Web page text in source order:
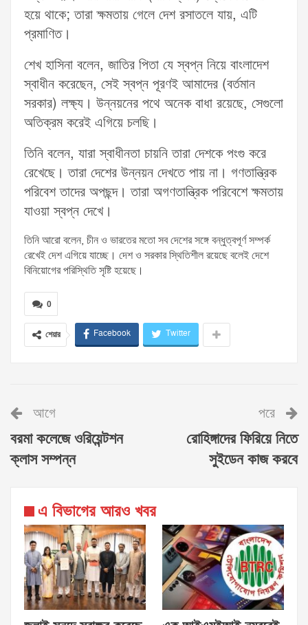
হয়ে থাকে; তারা ক্ষমতায় গেলে দেশ রসাতলে যায়, এটি
প্রমাণিত।
শেখ হাসিনা বলেন, জাতির পিতা যে স্বপ্ন নিয়ে বাংলাদেশ
স্বাধীন করেছেন, সেই স্বপ্ন পূরণই আমাদের (বর্তমান
সরকার) লক্ষ্য। উন্নয়নের পথে অনেক বাধা রয়েছে, সেগুলো
অতিক্রম করেই এগিয়ে চলছি।
তিনি বলেন, যারা স্বাধীনতা চায়নি তারা দেশকে পংগু করে
রেখেছে। তারা দেশের উন্নয়ন দেখতে পায় না। গণতান্ত্রিক
পরিবেশ তাদের অপছন্দ। তারা অগণতান্ত্রিক পরিবেশে ক্ষমতায়
যাওয়া স্বপ্ন দেখে।
তিনি আরো বলেন, চীন ও ভারতের মতো সব দেশের সঙ্গে বন্ধুত্বপূর্ণ সম্পর্ক
রেখেই দেশ এগিয়ে যাচ্ছে। দেশ ও সরকার স্থিতিশীল রয়েছে বলেই দেশে
বিনিয়োগের পরিস্থিতি সৃষ্টি হয়েছে।
0
শেয়ার Facebook Twitter
আগে
বরমা কলেজে ওরিয়েন্টশন
ক্লাস সম্পন্ন
পরে
রোহিঙ্গাদের ফিরিয়ে নিতে
সুইডেন কাজ করবে
এ বিভাগের আরও খবর